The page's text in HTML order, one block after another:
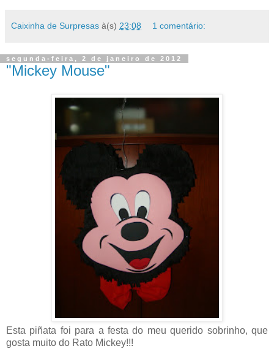
Caixinha de Surpresas à(s) 23:08 1 comentário:
segunda-feira, 2 de janeiro de 2012
"Mickey Mouse"
Esta piñata foi para a festa do meu querido sobrinho, que
gosta muito do Rato Mickey!!!